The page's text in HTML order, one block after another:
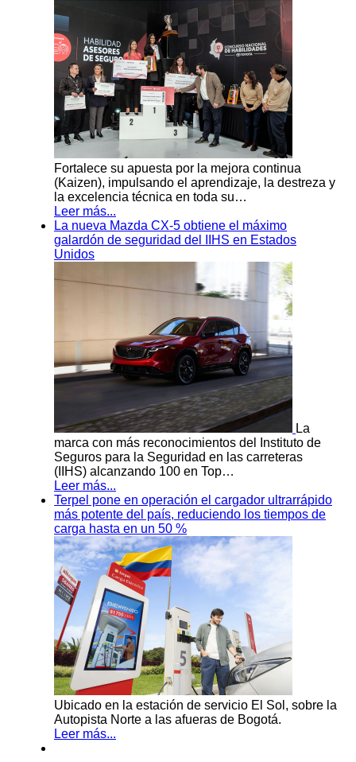
Fortalece su apuesta por la mejora continua
(Kaizen), impulsando el aprendizaje, la destreza y
la excelencia técnica en toda su…
Leer más...
La nueva Mazda CX-5 obtiene el máximo
galardón de seguridad del IIHS en Estados
Unidos
La
marca con más reconocimientos del Instituto de
Seguros para la Seguridad en las carreteras
(IIHS) alcanzando 100 en Top…
Leer más...
Terpel pone en operación el cargador ultrarrápido
más potente del país, reduciendo los tiempos de
carga hasta en un 50 %
Ubicado en la estación de servicio El Sol, sobre la
Autopista Norte a las afueras de Bogotá.
Leer más...